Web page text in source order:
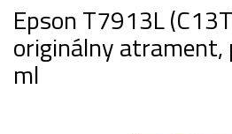
Epson T7913L
originálny atrament,
ml